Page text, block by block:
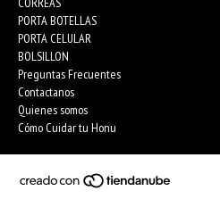
PORTA BOTELLAS
PORTA CELULAR
BOLSILLON
Preguntas Frecuentes
Contactanos
Quienes somos
Cómo Cuidar tu Honu